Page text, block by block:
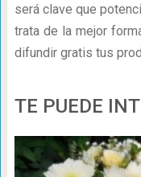
será clave que
trata de la mejor
difundir gratis tus
TE PUEDE